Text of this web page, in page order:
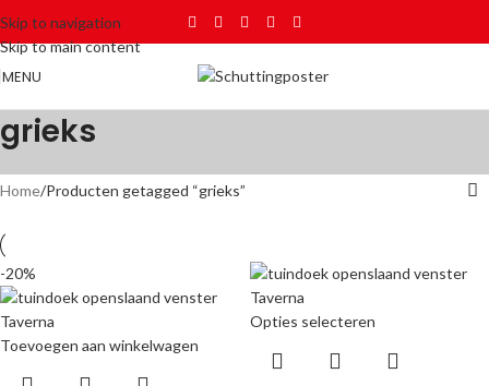
Skip to navigation
Skip to main content
MENU
grieks
Home Producten getagged “grieks”
-20%
Toevoegen aan winkelwagen
Opties selecteren